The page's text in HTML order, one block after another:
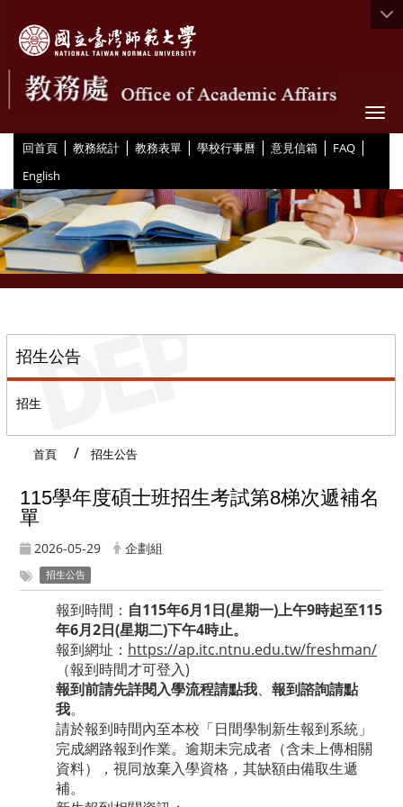
回首頁 | 教務統計 | 教務表單 | 學校行事曆 | 意見信箱 | FAQ |
English
招生公告
招生
首頁 招生公告
115學年度碩士班招生考試第8梯次遞補名
單
2026-05-29 企劃組
招生公告
報到時間： 自115年6月1日(星期一)上午9時起至115
年6月2日(星期二)下午4時止。
報到網址： https://ap.itc.ntnu.edu.tw/freshman/
（報到時間才可登入)
報到前請先詳閱入學流程請點我、 報到諮詢請點
我。
請於報到時間內至本校「日間學制新生報到系統」
完成網路報到作業。逾期未完成者（含未上傳相關
資料），視同放棄入學資格，其缺額由備取生遞
補。